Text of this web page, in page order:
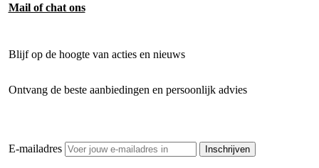
Mail of chat ons
Blijf op de hoogte van acties en nieuws
Ontvang de beste aanbiedingen en persoonlijk advies
E-mailadres Inschrijven